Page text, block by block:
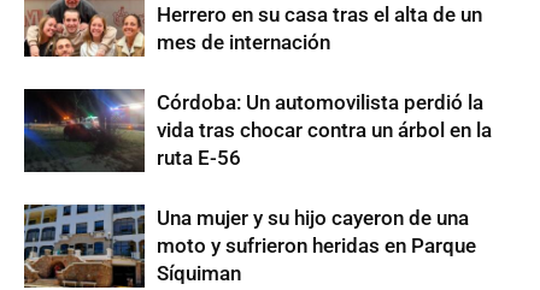
Herrero en su casa tras el alta de un
mes de internación
Córdoba: Un automovilista perdió la
vida tras chocar contra un árbol en la
ruta E-56
Una mujer y su hijo cayeron de una
moto y sufrieron heridas en Parque
Síquiman